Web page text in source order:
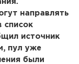
направлять
список
источник
пул уже
были